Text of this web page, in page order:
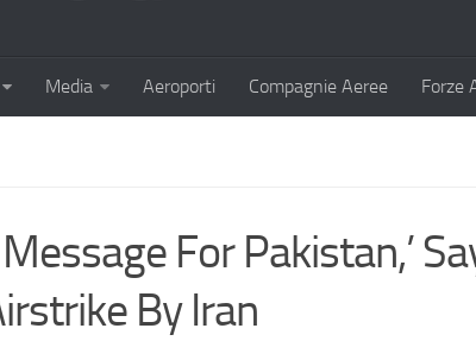
Media Aeroporti Compagnie Aeree Forze
For Pakistan,’
By Iran